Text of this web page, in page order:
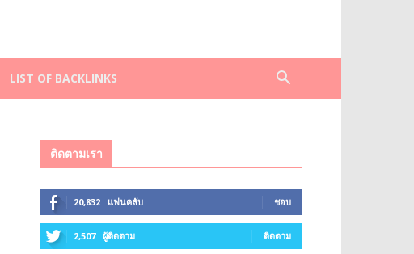
LIST OF BACKLINKS
ติดตามเรา
20,832 แฟนคลับ ชอบ
2,507 ผู้ติดตาม ติดตาม